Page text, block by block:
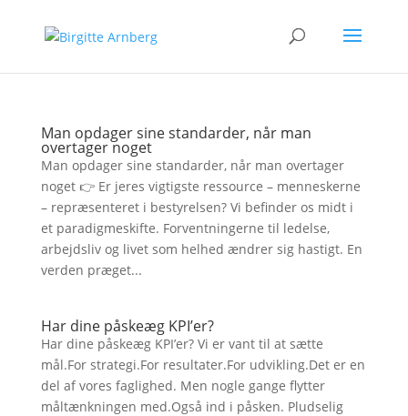
Man opdager sine standarder, når man
overtager noget
Man opdager sine standarder, når man overtager
noget 👉 Er jeres vigtigste ressource – menneskerne
– repræsenteret i bestyrelsen? Vi befinder os midt i
et paradigmeskifte. Forventningerne til ledelse,
arbejdsliv og livet som helhed ændrer sig hastigt. En
verden præget...
Har dine påskeæg KPI’er?
Har dine påskeæg KPI’er? Vi er vant til at sætte
mål.For strategi.For resultater.For udvikling.Det er en
del af vores faglighed. Men nogle gange flytter
måltænkningen med.Også ind i påsken. Pludselig